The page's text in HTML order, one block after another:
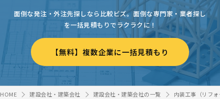
面倒な発注・外注先探しなら比較ビズ。 面倒な専門家・業者探し
を一括見積もりでラクラクに！
【無料】複数企業に一括見積もり
HOME 建設会社・建築会社 建設会社・建築会社の一覧 内装工事（リフ